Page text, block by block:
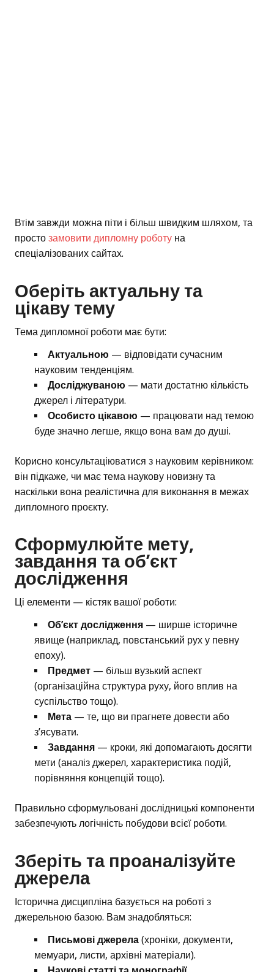
Втім завжди можна піти і більш швидким шляхом, та
просто замовити дипломну роботу на
спеціалізованих сайтах.
Оберіть актуальну та
цікаву тему
Тема дипломної роботи має бути:
Актуальною — відповідати сучасним
науковим тенденціям.
Досліджуваною — мати достатню кількість
джерел і літератури.
Особисто цікавою — працювати над темою
буде значно легше, якщо вона вам до душі.
Корисно консультаціюватися з науковим керівником:
він підкаже, чи має тема наукову новизну та
наскільки вона реалістична для виконання в межах
дипломного проєкту.
Сформулюйте мету,
завдання та об’єкт
дослідження
Ці елементи — кістяк вашої роботи:
Об’єкт дослідження — ширше історичне
явище (наприклад, повстанський рух у певну
епоху).
Предмет — більш вузький аспект
(організаційна структура руху, його вплив на
суспільство тощо).
Мета — те, що ви прагнете довести або
з’ясувати.
Завдання — кроки, які допомагають досягти
мети (аналіз джерел, характеристика подій,
порівняння концепцій тощо).
Правильно сформульовані дослідницькі компоненти
забезпечують логічність побудови всієї роботи.
Зберіть та проаналізуйте
джерела
Історична дисципліна базується на роботі з
джерельною базою. Вам знадобляться:
Письмові джерела (хроніки, документи,
мемуари, листи, архівні матеріали).